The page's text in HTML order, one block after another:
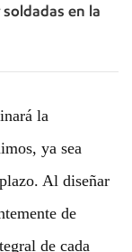
en la
la
ya sea
Al diseñar
de
de cada